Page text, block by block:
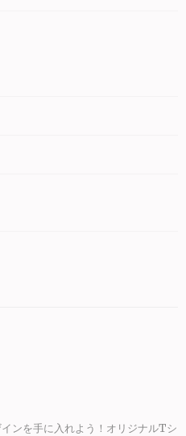
ンを手に入れよう！オリジナルTシ